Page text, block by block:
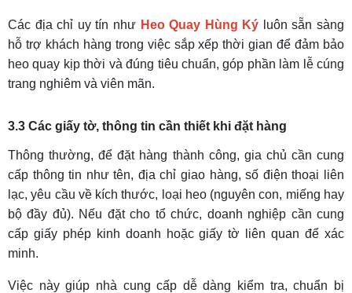
Các địa chỉ uy tín như Heo Quay Hùng Ký luôn sẵn sàng
hỗ trợ khách hàng trong việc sắp xếp thời gian để đảm bảo
heo quay kịp thời và đúng tiêu chuẩn, góp phần làm lễ cúng
trang nghiêm và viên mãn.
3.3 Các giấy tờ, thông tin cần thiết khi đặt hàng
Thông thường, để đặt hàng thành công, gia chủ cần cung
cấp thông tin như tên, địa chỉ giao hàng, số điện thoại liên
lạc, yêu cầu về kích thước, loại heo (nguyên con, miếng hay
bộ đầy đủ). Nếu đặt cho tổ chức, doanh nghiệp cần cung
cấp giấy phép kinh doanh hoặc giấy tờ liên quan để xác
minh.
Việc này giúp nhà cung cấp dễ dàng kiểm tra, chuẩn bị